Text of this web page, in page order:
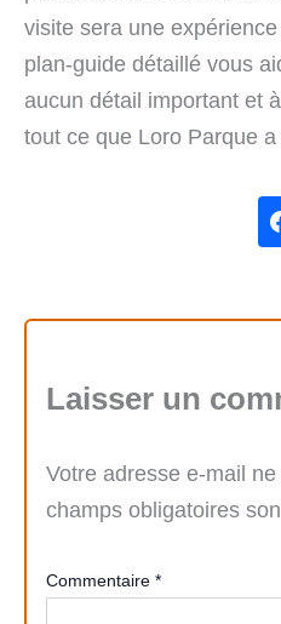
visite sera une
plan-guide détaillé vous
aucun détail important et
tout ce que Loro Parque a
Laisser un
Votre adresse e-mail
champs obligatoires
Commentaire *